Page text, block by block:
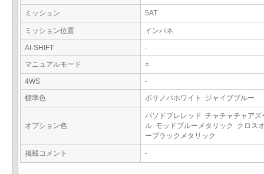
ミッション 5AT
ミッション位置 インパネ
AI-SHIFT
-
マニュアルモード
○
4WS
-
標準色
ボサノバホワイト ジャイブブルー
オプション色
パソドブレレッド チャチャチャアズ
ル モッドブルーメタリック クロス
ーブラックメタリック
掲載コメント -